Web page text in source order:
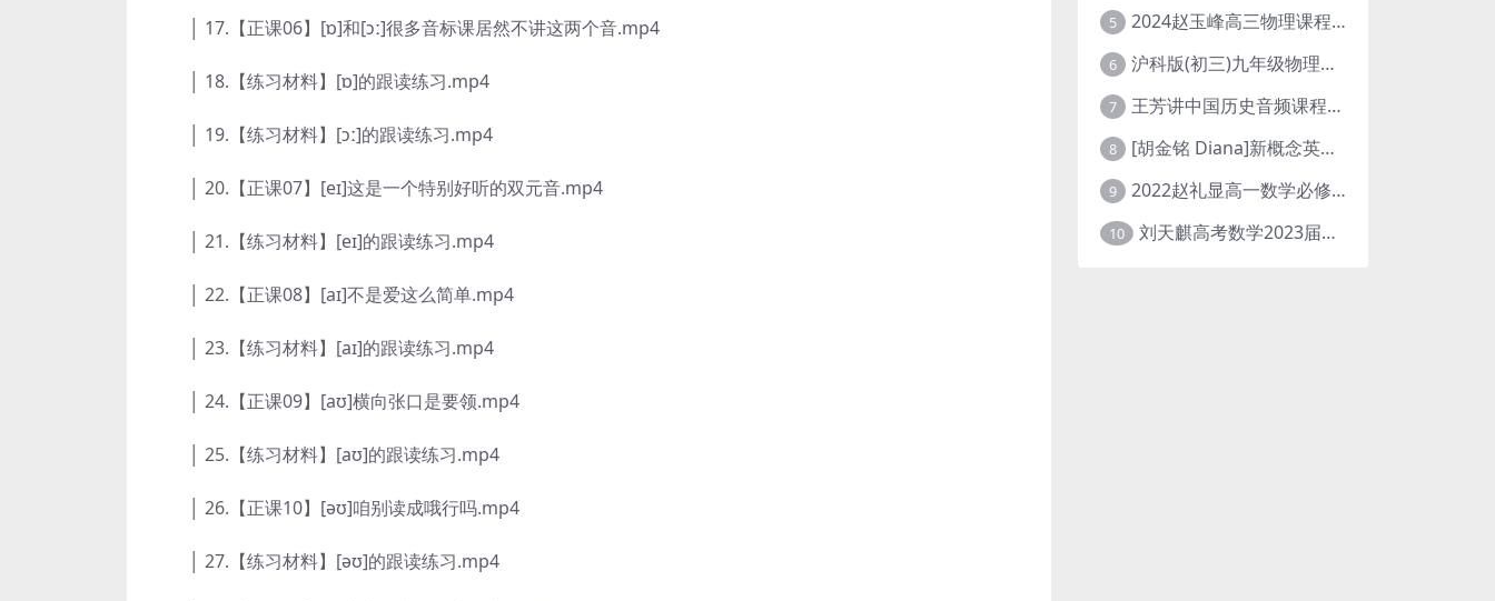
│ 17.【正课06】[ɒ]和[ɔː]很多音标课居然不讲这两个音.mp4
│ 18.【练习材料】[ɒ]的跟读练习.mp4
│ 19.【练习材料】[ɔː]的跟读练习.mp4
│ 20.【正课07】[eɪ]这是一个特别好听的双元音.mp4
│ 21.【练习材料】[eɪ]的跟读练习.mp4
│ 22.【正课08】[aɪ]不是爱这么简单.mp4
│ 23.【练习材料】[aɪ]的跟读练习.mp4
│ 24.【正课09】[aʊ]横向张口是要领.mp4
│ 25.【练习材料】[aʊ]的跟读练习.mp4
│ 26.【正课10】[əʊ]咱别读成哦行吗.mp4
│ 27.【练习材料】[əʊ]的跟读练习.mp4
5 2024赵玉峰高三物理课程24年高考物理一轮复习网课教程
6 沪科版(初三)九年级物理全一册网课教学视频全集(录播版 杜春雨 66讲)
7 王芳讲中国历史音频课程全集(上下五千年)
8 [胡金铭 Diana]新概念英语第1册教学视频课程(全集 百度网盘下载)
9 2022赵礼显高一数学必修一课程视频资源(秋季班 含讲义)百度网盘云
10 刘天麒高考数学2023届一轮暑假班直播课合集(A和A+)